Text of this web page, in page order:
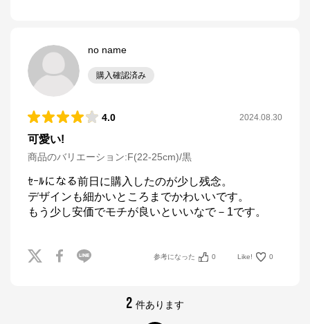
no name
購入確認済み
4.0 2024.08.30
可愛い!
商品のバリエーション:F(22-25cm)/黒
ｾｰﾙになる前日に購入したのが少し残念。
デザインも細かいところまでかわいいです。
もう少し安価でモチが良いといいなで－1です。
参考になった 0 Like! 0
2 件あります